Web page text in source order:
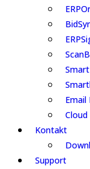
Email
Kontakt
Support